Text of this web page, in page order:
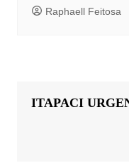
Raphaell Feitosa
ITAPACI